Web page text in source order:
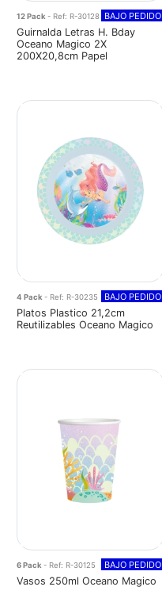
12 Pack- Ref: R-30128 BAJO PEDIDO
Guirnalda Letras H. Bday
Oceano Magico 2X
200X20,8cm Papel
4 Pack - Ref: R-30235 BAJO PEDIDO
Platos Plastico 21,2cm
Reutilizables Oceano Magico
6 Pack- Ref: R-30125 BAJO PEDIDO
Vasos 250ml Oceano Magico